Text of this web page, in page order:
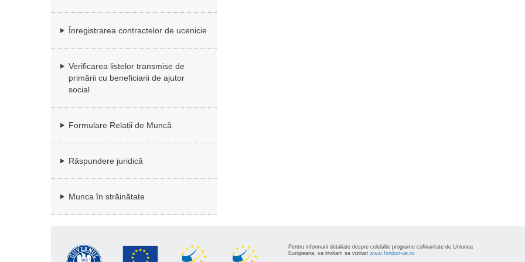
Înregistrarea contractelor de ucenicie
Verificarea listelor transmise de
primării cu beneficiarii de ajutor
social
Formulare Relații de Muncă
Răspundere juridică
Munca în străinătate
Pentru informatii detaliate despre celelalte programe cofinantate de Uniunea
Europeana, va invitam sa vizitati www.fonduri-ue.ro